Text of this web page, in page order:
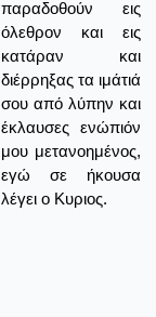
παραδοθούν εις
όλεθρον και εις
κατάραν και
διέρρηξας τα ιμάτιά
σου από λύπην και
έκλαυσες ενώπιόν
μου μετανοημένος,
εγώ σε ήκουσα
λέγει ο Κυριος.